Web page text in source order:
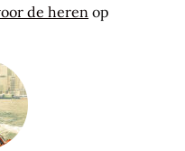
de heren op